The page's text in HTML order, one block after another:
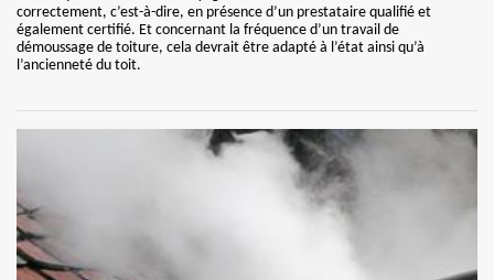
correctement, c’est-à-dire, en présence d’un prestataire qualifié et
également certifié. Et concernant la fréquence d’un travail de
démoussage de toiture, cela devrait être adapté à l’état ainsi qu’à
l’ancienneté du toit.